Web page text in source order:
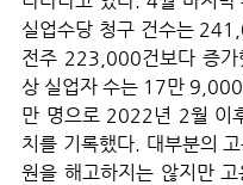
실업수당 청구 건수는
전주 223,000건보다 증가
상 실업자 수는 17만
만 명으로 2022년 2월 이
치를 기록했다. 대부분의
원을 해고하지는 않지만 고